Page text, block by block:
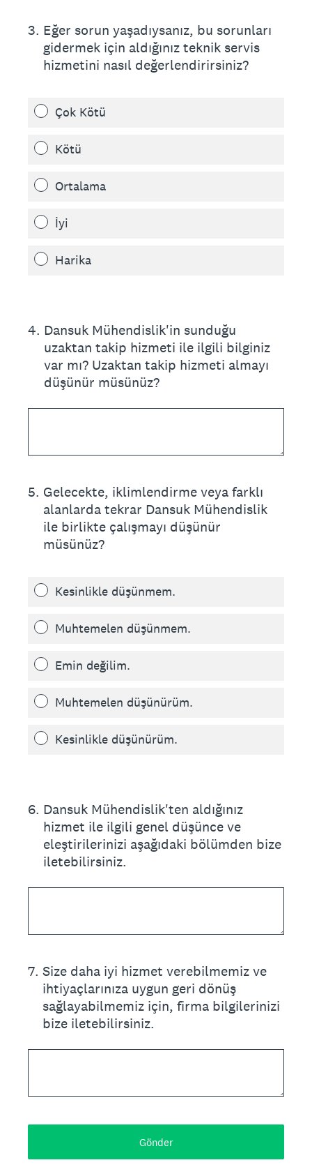
3. Eğer sorun yaşadıysanız, bu sorunları
gidermek için aldığınız teknik servis
hizmetini nasıl değerlendirirsiniz?
Çok Kötü
Kötü
Ortalama
İyi
Harika
4. Dansuk Mühendislik'in sunduğu
uzaktan takip hizmeti ile ilgili bilginiz
var mı? Uzaktan takip hizmeti almayı
düşünür müsünüz?
5. Gelecekte, iklimlendirme veya farklı
alanlarda tekrar Dansuk Mühendislik
ile birlikte çalışmayı düşünür
müsünüz?
Kesinlikle düşünmem.
Muhtemelen düşünmem.
Emin değilim.
Muhtemelen düşünürüm.
Kesinlikle düşünürüm.
6. Dansuk Mühendislik'ten aldığınız
hizmet ile ilgili genel düşünce ve
eleştirilerinizi aşağıdaki bölümden bize
iletebilirsiniz.
7. Size daha iyi hizmet verebilmemiz ve
ihtiyaçlarınıza uygun geri dönüş
sağlayabilmemiz için, firma bilgilerinizi
bize iletebilirsiniz.
Gönder